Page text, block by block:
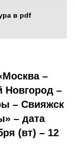
в pdf
–
Новгород –
– Свияжск
– дата
(вт) – 12